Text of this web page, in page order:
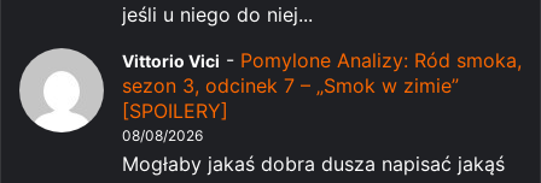
jeśli u niego do niej...
Vittorio Vici - Pomylone Analizy: Ród smoka,
sezon 3, odcinek 7 – „Smok w zimie”
[SPOILERY]
08/08/2026
Mogłaby jakaś dobra dusza napisać jakąś